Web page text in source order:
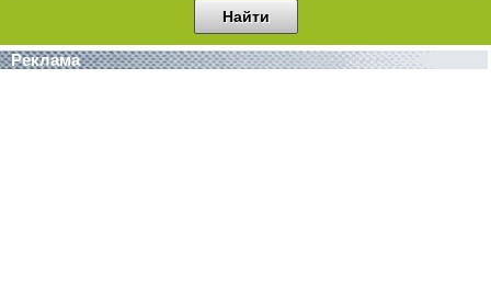
Реклама